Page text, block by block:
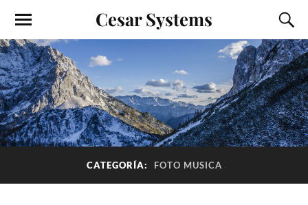
Cesar Systems
CATEGORÍA: FOTO MUSICA